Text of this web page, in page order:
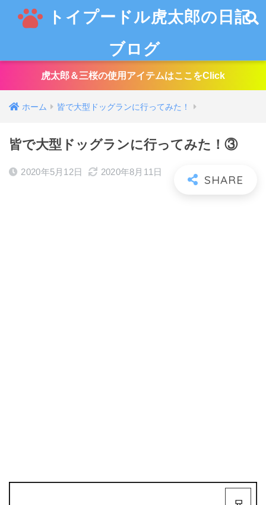
トイプードル虎太郎の日記
ブログ
虎太郎＆三桜の使用アイテムはここをClick
ホーム 皆で大型ドッグランに行ってみた！
皆で大型ドッグランに行ってみた！③
2020年5月12日 2020年8月11日